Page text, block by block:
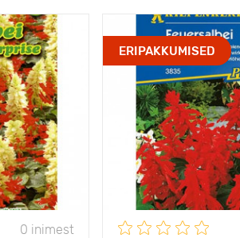
0 inimest
ERIPAKKUMISED